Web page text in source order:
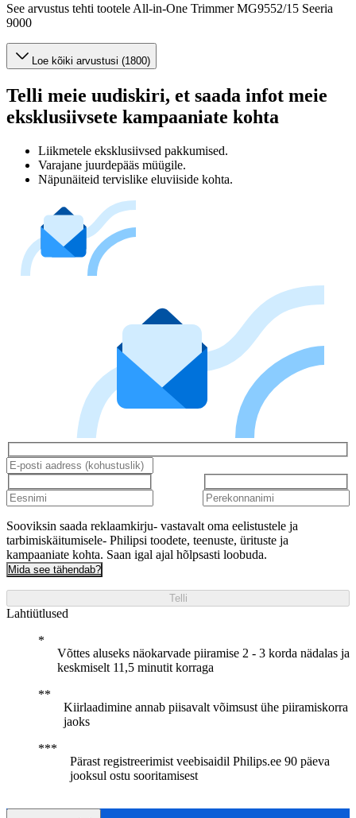
See arvustus tehti tootele All-in-One Trimmer MG9552/15 Seeria
9000
Loe kõiki arvustusi (1800)
Telli meie uudiskiri, et saada infot meie
eksklusiivsete kampaaniate kohta
Liikmetele eksklusiivsed pakkumised.
Varajane juurdepääs müügile.
Näpunäiteid tervislike eluviiside kohta.
Sooviksin saada reklaamkirju- vastavalt oma eelistustele ja
tarbimiskäitumisele- Philipsi toodete, teenuste, ürituste ja
kampaaniate kohta. Saan igal ajal hõlpsasti loobuda.
Mida see tähendab?
Telli
Lahtiütlused
Võttes aluseks näokarvade piiramise 2 - 3 korda nädalas ja
keskmiselt 11,5 minutit korraga
Kiirlaadimine annab piisavalt võimsust ühe piiramiskorra
jaoks
Pärast registreerimist veebisaidil Philips.ee 90 päeva
jooksul ostu sooritamisest